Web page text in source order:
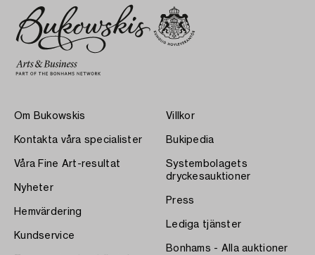
Om Bukowskis
Kontakta våra specialister
Våra Fine Art-resultat
Nyheter
Hemvärdering
Kundservice
Villkor
Bukipedia
Systembolagets
dryckesauktioner
Press
Lediga tjänster
Bonhams - Alla auktioner